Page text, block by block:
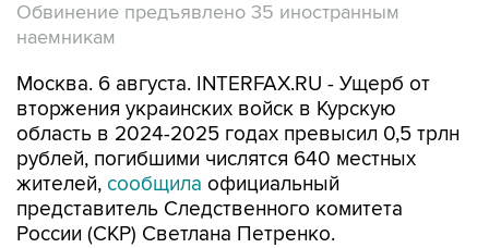
Обвинение предъявлено 35 иностранным
наемникам
Москва. 6 августа. INTERFAX.RU - Ущерб от
вторжения украинских войск в Курскую
область в 2024-2025 годах превысил 0,5 трлн
рублей, погибшими числятся 640 местных
жителей, сообщила официальный
представитель Следственного комитета
России (СКР) Светлана Петренко.